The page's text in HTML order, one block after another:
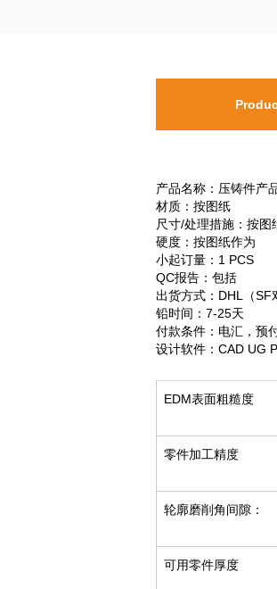
产品名称：压铸件产
材质：按图纸
尺寸/处理措施：按图
硬度：按图纸作为
小起订量：1 PCS
QC报告：包括
出货方式：DHL（SF
铅时间：7-25天
付款条件：电汇，预
设计软件：CAD UG
EDM表面粗糙度
零件加工精度
轮廓磨削角间隙：
可用零件厚度